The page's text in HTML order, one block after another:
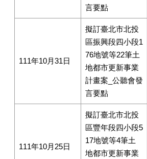
言要點
111年10月31日
擬訂臺北市北投
區振興段四小段1
76地號等22筆土
地都市更新事業
計畫案_公聽會發
言要點
111年10月25日
擬訂臺北市北投
區豐年段四小段5
17地號等4筆土
地都市更新事業